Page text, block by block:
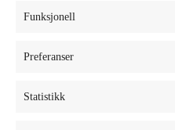
Funksjonell
Preferanser
Statistikk